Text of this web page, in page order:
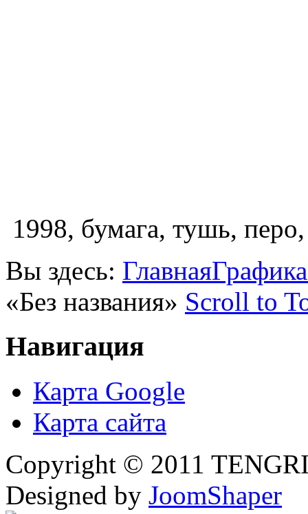
1998, бумага, тушь,
Вы здесь: ГлавнаяГрафика
«Без названия» Scroll to
Навигация
Карта Google
Карта сайта
Copyright © 2011
Designed by JoomShaper